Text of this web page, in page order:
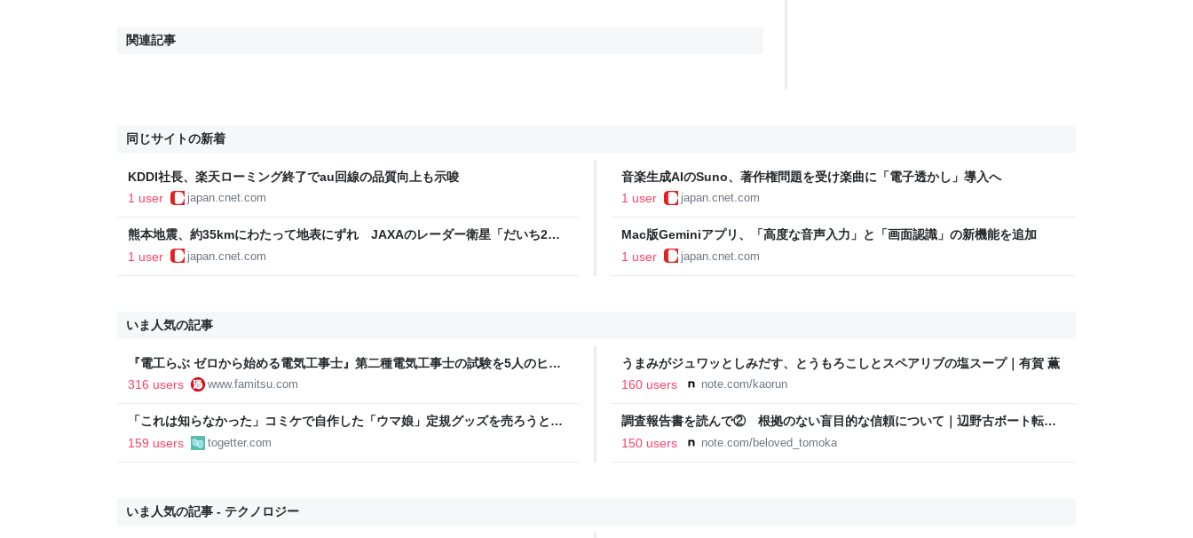
関連記事
同じサイトの新着
KDDI社長、楽天ローミング終了でau回線の品質向上も示唆
1 user
japan.cnet.com
音楽生成AIのSuno、著作権問題を受け楽曲に「電子透かし」導入へ
1 user
japan.cnet.com
熊本地震、約35kmにわたって地表にずれ JAXAのレーダー衛星「だいち2
号・4号」で観測
1 user japan.cnet.com
Mac版Geminiアプリ、「高度な音声入力」と「画面認識」の新機能を追加
1 user
japan.cnet.com
いま人気の記事
『電工らぶ ゼロから始める電気工事士』第二種電気工事士の試験を5人のヒロ
インと勉強。青春しながら“過去問1000問”や“本番形式CBT模擬試験”で本格的
316 users www.famitsu.com
うまみがジュワッとしみだす、とうもろこしとスペアリブの塩スープ｜有賀 薫
160 users
note.com/kaorun
「これは知らなかった」コミケで自作した「ウマ娘」定規グッズを売ろうとす
るも、インチ目盛りを付けたため経産省の規約に抵触、販売見送りに
159 users togetter.com
調査報告書を読んで② 根拠のない盲目的な信頼について｜辺野古ボート転覆
事故遺族メモ
150 users note.com/beloved_tomoka
いま人気の記事 - テクノロジー